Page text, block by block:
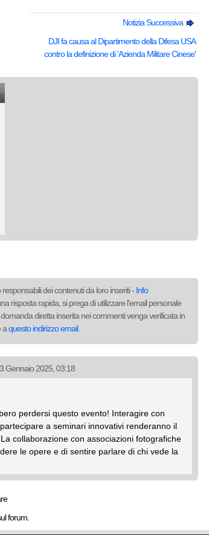
Notizia Successiva
DJI fa causa al Dipartimento della Difesa USA
contro la definizione di 'Azienda Militare Cinese'
dei contenuti da loro inseriti - Info
risposta rapida, si prega di utilizzare l'email personale
diretta inserita nei commenti venga verificata in
aquesto indirizzo email.
Gennaio 2025, 03:18
perdersi questo evento! Interagire con
a seminari innovativi renderanno il
collaborazione con associazioni fotografiche
le opere e di sentire parlare di chi vede la
forum.